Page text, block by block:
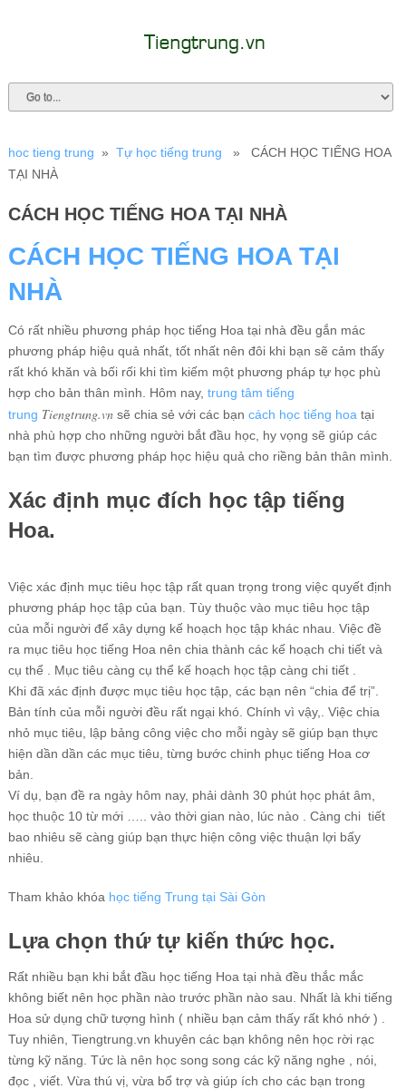
hoc tieng trung » Tự học tiếng trung » CÁCH HỌC TIẾNG HOA
TẠI NHÀ
CÁCH HỌC TIẾNG HOA TẠI NHÀ
CÁCH HỌC TIẾNG HOA TẠI
NHÀ
Có rất nhiều phương pháp học tiếng Hoa tại nhà đều gắn mác
phương pháp hiệu quả nhất, tốt nhất nên đôi khi bạn sẽ cảm thấy
rất khó khăn và bối rối khi tìm kiếm một phương pháp tự học phù
hợp cho bản thân mình. Hôm nay, trung tâm tiếng
trung Tiengtrung.vnsẽ chia sẻ với các bạn cách học tiếng hoa tại
nhà phù hợp cho những người bắt đầu học, hy vọng sẽ giúp các
bạn tìm được phương pháp học hiệu quả cho riềng bản thân mình.
Xác định mục đích học tập tiếng
Hoa.
Việc xác định mục tiêu học tập rất quan trọng trong việc quyết định
phương pháp học tập của bạn. Tùy thuộc vào mục tiêu học tập
của mỗi người để xây dựng kế hoạch học tập khác nhau. Việc đề
ra mục tiêu học tiếng Hoa nên chia thành các kế hoạch chi tiết và
cụ thể . Mục tiêu càng cụ thể kế hoạch học tập càng chi tiết .
Khi đã xác định được mục tiêu học tập, các bạn nên “chia để trị”.
Bản tính của mỗi người đều rất ngại khó. Chính vì vậy,. Việc chia
nhỏ mục tiêu, lập bảng công việc cho mỗi ngày sẽ giúp bạn thực
hiện dần dần các mục tiêu, từng bước chinh phục tiếng Hoa cơ
bản.
Ví dụ, bạn đề ra ngày hôm nay, phải dành 30 phút học phát âm,
học thuộc 10 từ mới ….. vào thời gian nào, lúc nào . Càng chi tiết
bao nhiêu sẽ càng giúp bạn thực hiện công việc thuận lợi bấy
nhiêu.
Tham khảo khóa học tiếng Trung tại Sài Gòn
Lựa chọn thứ tự kiến thức học.
Rất nhiều bạn khi bắt đầu học tiếng Hoa tại nhà đều thắc mắc
không biết nên học phần nào trước phần nào sau. Nhất là khi tiếng
Hoa sử dụng chữ tượng hình ( nhiều bạn cảm thấy rất khó nhớ ) .
Tuy nhiên, Tiengtrung.vn khuyên các bạn không nên học rời rạc
từng kỹ năng. Tức là nên học song song các kỹ năng nghe , nói,
đọc , viết. Vừa thú vị, vừa bổ trợ và giúp ích cho các bạn trong